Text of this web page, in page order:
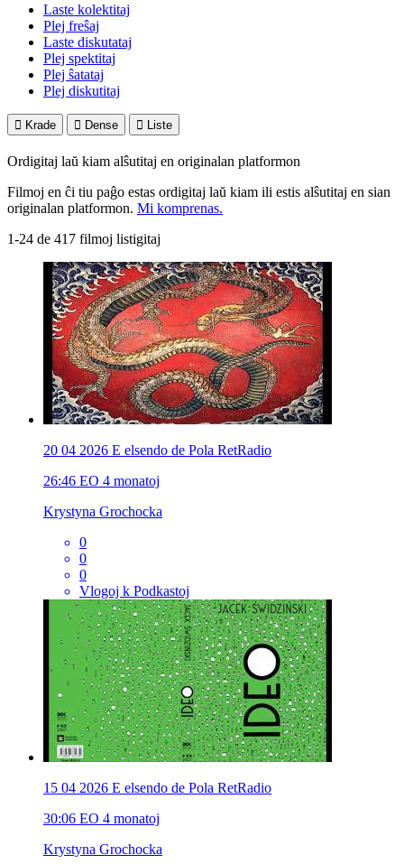
Laste kolektitaj
Plej freŝaj
Laste diskutataj
Plej spektitaj
Plej ŝatataj
Plej diskutitaj
 Krade  Dense  Liste
Ordigitaj laŭ kiam alŝutitaj en originalan platformon
Filmoj en ĉi tiu paĝo estas ordigitaj laŭ kiam ili estis alŝutitaj en sian
originalan platformon. Mi komprenas.
1-24 de 417 filmoj listigitaj
20 04 2026 E elsendo de Pola RetRadio
26:46 EO 4 monatoj
Krystyna Grochocka
0
0
0
Vlogoj k Podkastoj
15 04 2026 E elsendo de Pola RetRadio
30:06 EO 4 monatoj
Krystyna Grochocka